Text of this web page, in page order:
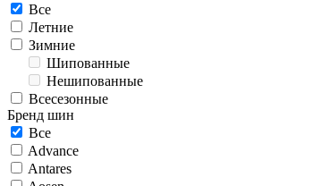
Все
Летние
Зимние
Шипованные
Нешипованные
Всесезонные
Бренд шин
Все
Advance
Antares